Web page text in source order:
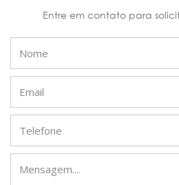
Entre em contato para